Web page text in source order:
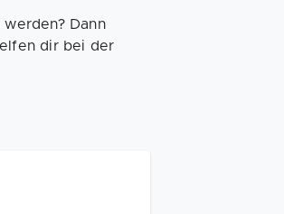
Dann
dir bei der